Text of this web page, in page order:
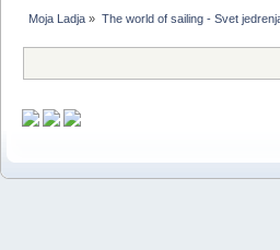
Moja Ladja » The world of sailing - Svet